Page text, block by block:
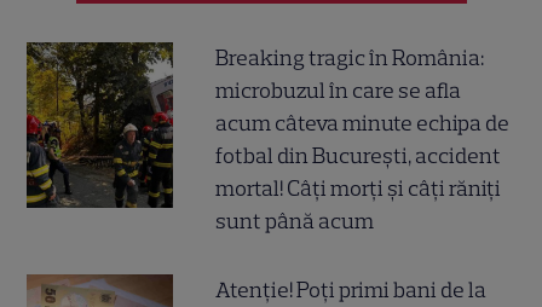
Breaking tragic în România:
microbuzul în care se afla
acum câteva minute echipa de
fotbal din București, accident
mortal! Câți morți și câți răniți
sunt până acum
Atenție! Poți primi bani de la